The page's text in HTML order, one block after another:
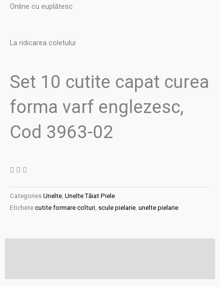
Online cu euplătesc
La ridicarea coletului
Set 10 cutite capat curea
forma varf englezesc,
Cod 3963-02
Categories Unelte, Unelte Tăiat Piele
Etichete cutite formare colturi, scule pielarie, unelte pielarie